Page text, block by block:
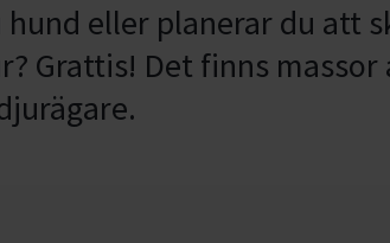
hund eller planerar du att
Grattis! Det finns